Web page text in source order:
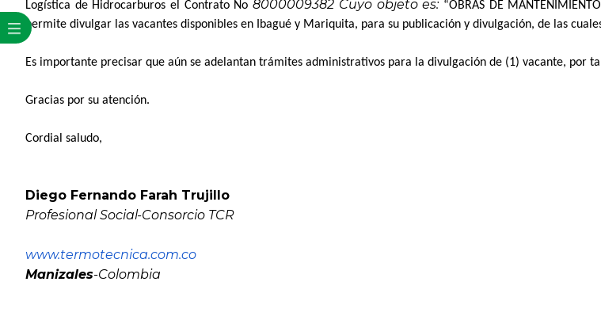
Logística de Hidrocarburos el Contrato No8000009382 Cuyo objeto es: “OBRAS DE
permite divulgar las vacantes disponibles en Ibagué y Mariquita, para su publicación y divulgación, de las
Es importante precisar que aún se adelantan trámites administrativos para la divulgación de (1) vacante,
Gracias por su atención.
Cordial saludo,
Diego Fernando Farah Trujillo
Profesional Social-Consorcio TCR
www.termotecnica.com.co
Manizales-Colombia